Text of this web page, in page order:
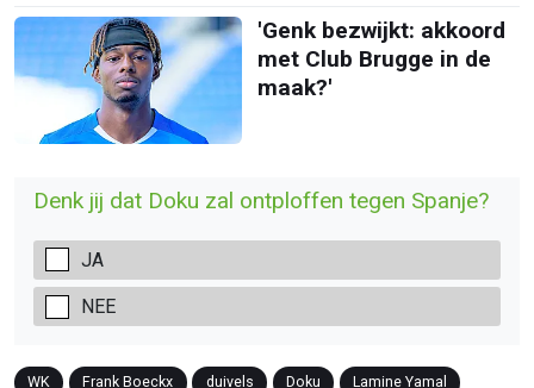
'Genk bezwijkt: akkoord
met Club Brugge in de
maak?'
Denk jij dat Doku zal ontploffen tegen Spanje?
JA
NEE
WK Frank Boeckx duivels Doku Lamine Yamal